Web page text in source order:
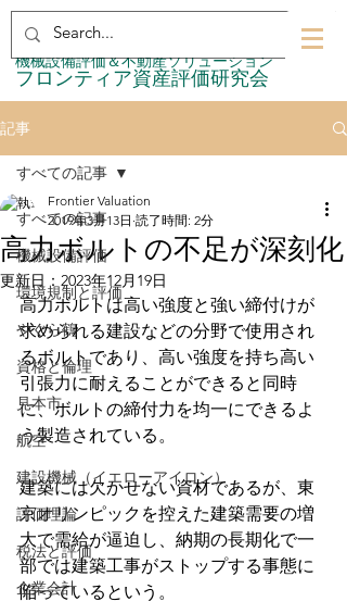
​フロンティア資産評価研究会
​機械設備評価＆不動産ソリューション
記事
すべての記事
機械設備評価
環境規制と評価
やぐら鶴
資格と倫理
見本市
航空
建設機械（イエローアイロン）
評価理論
税法と評価
企業会計
すべての記事
高力ボルトの不足が深刻化
Frontier Valuation
2019年3月13日 読了時間: 2分
更新日： 2023年12月19日
高力ボルトは高い強度と強い締付けが
求められる建設などの分野で使用され
るボルトであり、高い強度を持ち高い
引張力に耐えることができると同時
に、ボルトの締付力を均一にできるよ
う製造されている。
建築には欠かせない資材であるが、東
京オリンピックを控えた建築需要の増
大で需給が逼迫し、納期の長期化で一
部では建築工事がストップする事態に
陥っているという。